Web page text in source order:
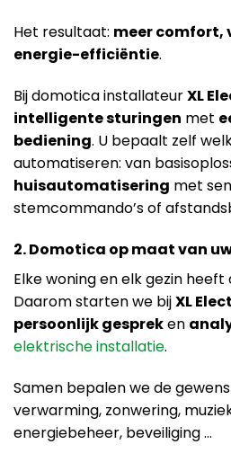
Het resultaat: meer comfort,
energie-efficiëntie.
Bij domotica installateurXL
intelligente sturingen met
bediening. U bepaalt zelf
automatiseren: van
huisautomatisering met
stemcommando’s of
2. Domotica op maat van
Elke woning en elk gezin
Daarom starten we bijXL
persoonlijk gespreken
elektrische installatie.
Samen bepalen we de
verwarming, zonwering,
energiebeheer, beveiliging …